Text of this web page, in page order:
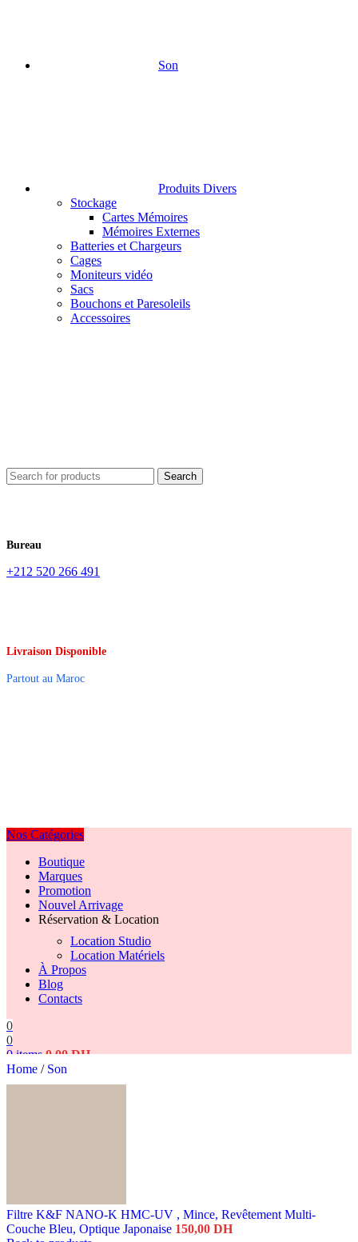
Son
Produits Divers
Stockage
Cartes Mémoires
Mémoires Externes
Batteries et Chargeurs
Cages
Moniteurs vidéo
Sacs
Bouchons et Paresoleils
Accessoires
Search
Bureau
+212 520 266 491
Livraison Disponible
Partout au Maroc
Nos Catégories
Boutique
Marques
Promotion
Nouvel Arrivage
Réservation & Location
Location Studio
Location Matériels
À Propos
Blog
Contacts
0
0
0items 0,00DH
Home / Son
Filtre K&F NANO-K HMC-UV , Mince, Revêtement Multi-
Couche Bleu, Optique Japonaise 150,00 DH